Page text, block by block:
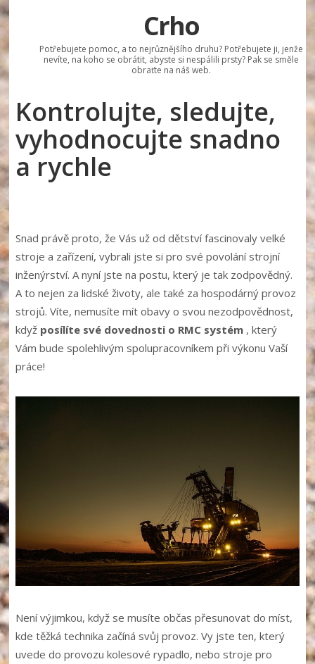
Crho
Potřebujete pomoc, a to nejrůznějšího druhu? Potřebujete ji, jenže
nevíte, na koho se obrátit, abyste si nespálili prsty? Pak se směle
obraťte na náš web.
Kontrolujte, sledujte,
vyhodnocujte snadno
a rychle
Snad právě proto, že Vás už od dětství fascinovaly velké
stroje a zařízení, vybrali jste si pro své povolání strojní
inženýrství. A nyní jste na postu, který je tak zodpovědný.
A to nejen za lidské životy, ale také za hospodárný provoz
strojů. Víte, nemusíte mít obavy o svou nezodpovědnost,
když posílíte své dovednosti o RMC systém , který
Vám bude spolehlivým spolupracovníkem při výkonu Vaší
práce!
Není výjimkou, když se musíte občas přesunovat do míst,
kde těžká technika začíná svůj provoz. Vy jste ten, který
uvede do provozu kolesové rypadlo, nebo stroje pro